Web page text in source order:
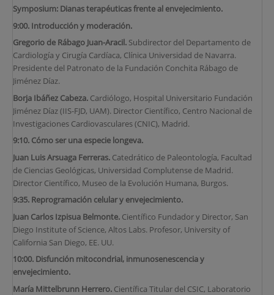
Symposium: Dianas terapéuticas frente al envejecimiento.
9:00. Introducción y moderación.
Gregorio de Rábago Juan-Aracil. Subdirector del Departamento de
Cardiología y Cirugía Cardíaca, Clínica Universidad de Navarra.
Presidente del Patronato de la Fundación Conchita Rábago de
Jiménez Díaz.
Borja Ibáñez Cabeza. Cardiólogo, Hospital Universitario Fundación
Jiménez Díaz (IIS-FJD, UAM). Director Científico, Centro Nacional de
Investigaciones Cardiovasculares (CNIC), Madrid.
9:10. Cómo ser una especie longeva.
Juan Luis Arsuaga Ferreras. Catedrático de Paleontología, Facultad
de Ciencias Geológicas, Universidad Complutense de Madrid.
Director Científico, Museo de la Evolución Humana, Burgos.
9:35. Reprogramación celular y envejecimiento.
Juan Carlos Izpisua Belmonte. Científico Fundador y Director, San
Diego Institute of Science, Altos Labs. Profesor, University of
California San Diego, EE. UU.
10:00. Disfunción mitocondrial, inmunosenescencia y
envejecimiento.
María Mittelbrunn Herrero. Científica Titular del CSIC, Laboratorio